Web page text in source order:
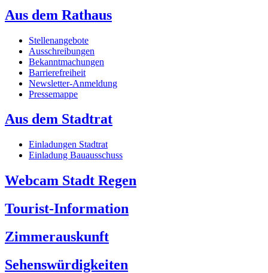
Aus dem Rathaus
Stellenangebote
Ausschreibungen
Bekanntmachungen
Barrierefreiheit
Newsletter-Anmeldung
Pressemappe
Aus dem Stadtrat
Einladungen Stadtrat
Einladung Bauausschuss
Webcam Stadt Regen
Tourist-Information
Zimmerauskunft
Sehenswürdigkeiten